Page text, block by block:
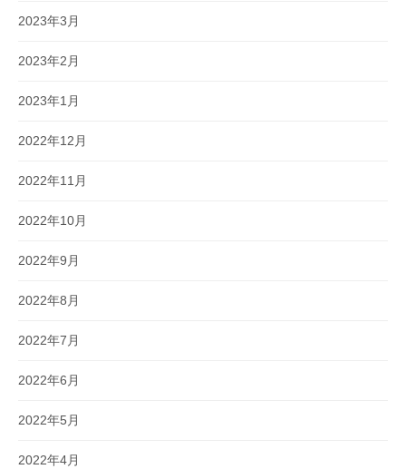
2023年3月
2023年2月
2023年1月
2022年12月
2022年11月
2022年10月
2022年9月
2022年8月
2022年7月
2022年6月
2022年5月
2022年4月